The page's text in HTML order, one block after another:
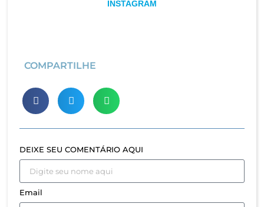
INSTAGRAM
COMPARTILHE
DEIXE SEU COMENTÁRIO AQUI
Email